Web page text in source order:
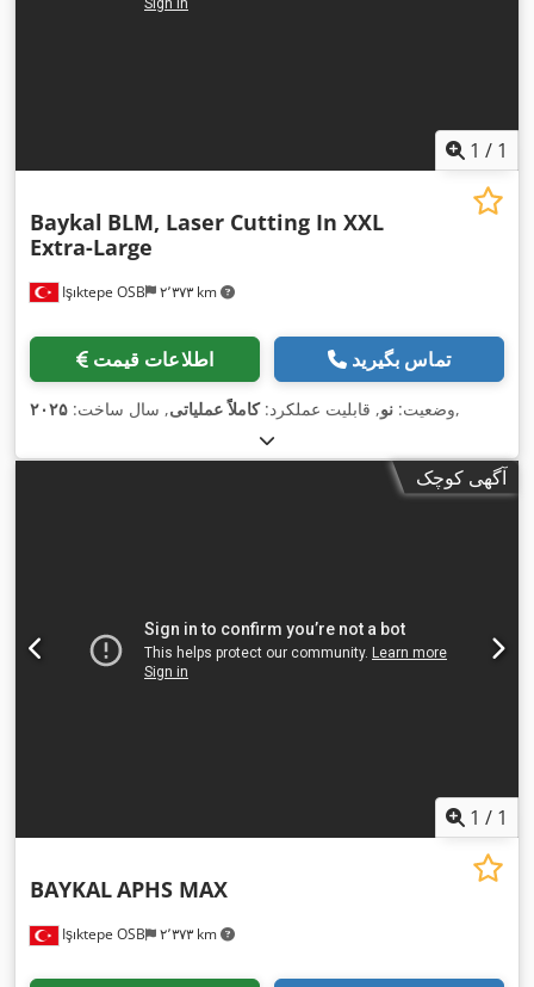
1 / 1
Işıktepe OSB ۲٬۳۷۳ km
Baykal BLM, Laser Cutting In XXL
Extra-Large
اطلاعات قیمت تماس بگیرید
وضعیت: نو, قابلیت عملکرد:کاملاً عملیاتی, سال ساخت: ۲۰۲۵ ,
آگهی کوچک
1 / 1
Işıktepe OSB ۲٬۳۷۳ km
BAYKALAPHS MAX